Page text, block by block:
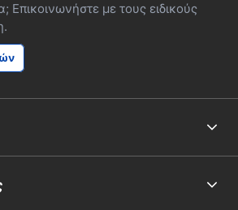
Επικοινωνήστε με τους ειδικούς